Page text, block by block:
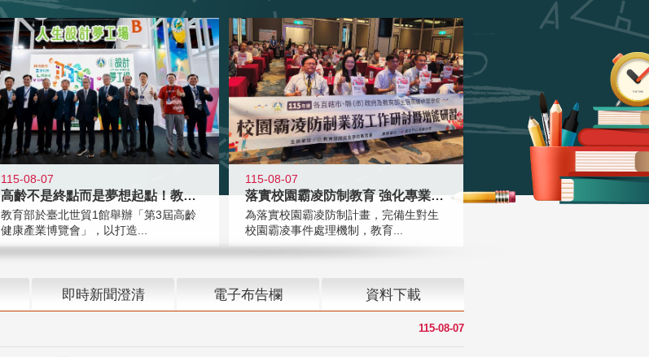
115-08-07
高齡不是終點而是夢想起點！教育部打
教育部於臺北世貿1館舉辦「第3屆高齡
健康產業博覽會」，以打造...
115-08-07
落實校園霸凌防制教育 強化專業知能
為落實校園霸凌防制計畫，完備生對生
校園霸凌事件處理機制，教育...
即時新聞澄清 電子布告欄 資料下載
115-08-07